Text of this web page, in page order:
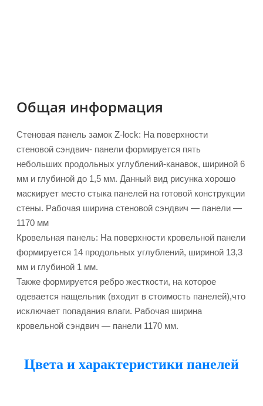
Общая информация
Стеновая панель замок Z-lock: На поверхности
стеновой сэндвич- панели формируется пять
небольших продольных углублений-канавок, шириной 6
мм и глубиной до 1,5 мм. Данный вид рисунка хорошо
маскирует место стыка панелей на готовой конструкции
стены. Рабочая ширина стеновой сэндвич — панели —
1170 мм
Кровельная панель: На поверхности кровельной панели
формируется 14 продольных углублений, шириной 13,3
мм и глубиной 1 мм.
Также формируется ребро жесткости, на которое
одевается нащельник (входит в стоимость панелей),что
исключает попадания влаги. Рабочая ширина
кровельной сэндвич — панели 1170 мм.
Цвета и характеристики панелей